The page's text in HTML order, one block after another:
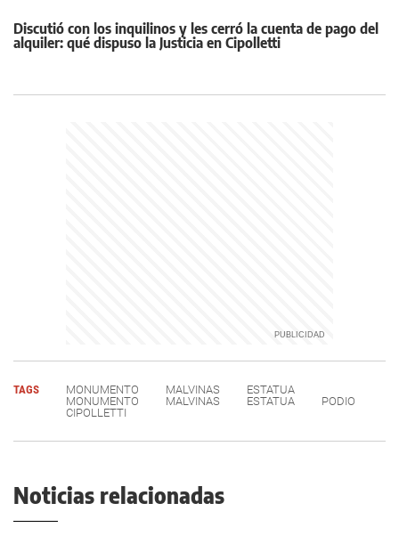
Discutió con los inquilinos y les cerró la cuenta de pago del
alquiler: qué dispuso la Justicia en Cipolletti
TAGS MONUMENTO MALVINAS
ESTATUA
MONUMENTO
MALVINAS ESTATUA
PODIO
CIPOLLETTI
Noticias relacionadas